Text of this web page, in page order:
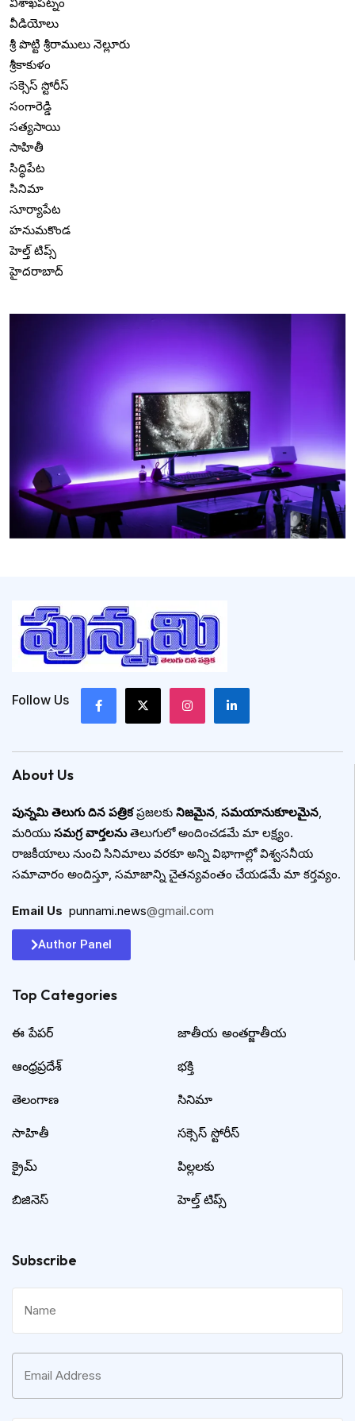
వీడియోలు
శ్రీ పొట్టి శ్రీరాములు నెల్లూరు
శ్రీకాకుళం
సక్సెస్ స్టోరీస్
సంగారెడ్డి
సత్యసాయి
సాహితీ
సిద్ధిపేట
సినిమా
సూర్యాపేట
హనుమకొండ
హెల్త్ టిప్స్
హైదరాబాద్
Follow Us
About Us
పున్నమి తెలుగు దిన పత్రికప్రజలకు నిజమైన, సమయానుకూలమైన,
మరియు సమగ్ర వార్తలనుతెలుగులో అందించడమే మా లక్ష్యం.
రాజకీయాలు నుంచి సినిమాలు వరకూ అన్ని విభాగాల్లో విశ్వసనీయ
సమాచారం అందిస్తూ, సమాజాన్ని చైతన్యవంతం చేయడమే మా కర్తవ్యం.
Email Us punnami.news@gmail.com
Author Panel
Top Categories​
ఈ పేపర్
ఆంధ్రప్రదేశ్
తెలంగాణ
సాహితీ
క్రైమ్
బిజినెస్
జాతీయ అంతర్జాతీయ
భక్తి
సినిమా
సక్సెస్ స్టోరీస్
పిల్లలకు
హెల్త్ టిప్స్
Subscribe